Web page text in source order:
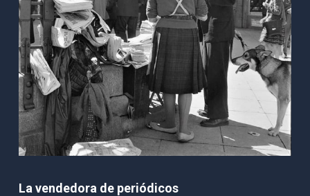
La vendedora de periódicos